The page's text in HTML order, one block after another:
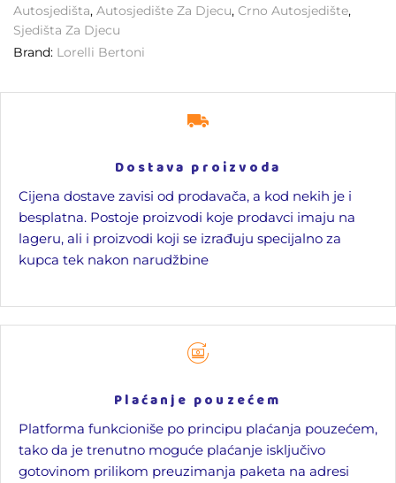
Autosjedišta, Autosjedište Za Djecu, Crno Autosjedište,
Sjedišta Za Djecu
Brand: Lorelli Bertoni
Dostava proizvoda
Cijena dostave zavisi od prodavača, a kod nekih je i
besplatna. Postoje proizvodi koje prodavci imaju na
lageru, ali i proizvodi koji se izrađuju specijalno za
kupca tek nakon narudžbine
Plaćanje pouzećem
Platforma funkcioniše po principu plaćanja pouzećem,
tako da je trenutno moguće plaćanje isključivo
gotovinom prilikom preuzimanja paketa na adresi